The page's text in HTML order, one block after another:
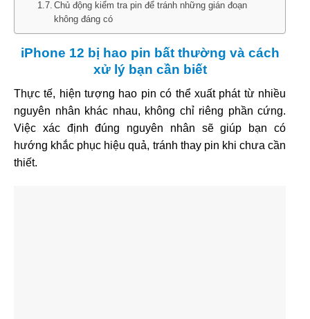
Chủ động kiểm tra pin để tránh những gián đoạn
không đáng có
iPhone 12 bị hao pin bất thường và cách
xử lý bạn cần biết
Thực tế, hiện tượng hao pin có thể xuất phát từ nhiều
nguyên nhân khác nhau, không chỉ riêng phần cứng.
Việc xác định đúng nguyên nhân sẽ giúp bạn có
hướng khắc phục hiệu quả, tránh thay pin khi chưa cần
thiết.